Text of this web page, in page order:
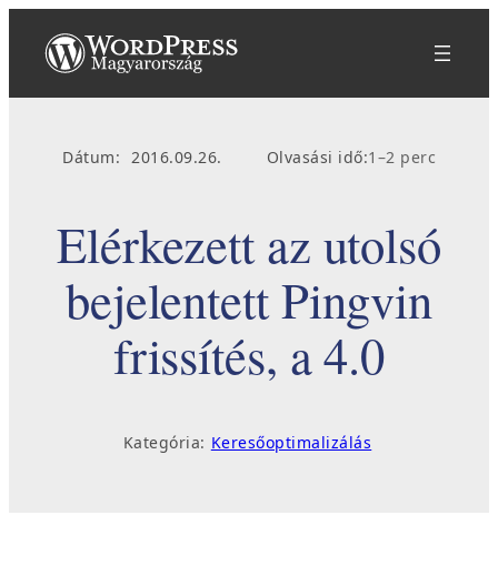
tartalomhoz
Dátum: 2016.09.26. Olvasási idő:1–2 perc
Elérkezett az utolsó
bejelentett Pingvin
frissítés, a 4.0
Kategória: Keresőoptimalizálás